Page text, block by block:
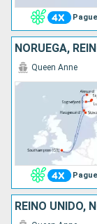
NORUEGA,
Queen Anne
REINO UNIDO,